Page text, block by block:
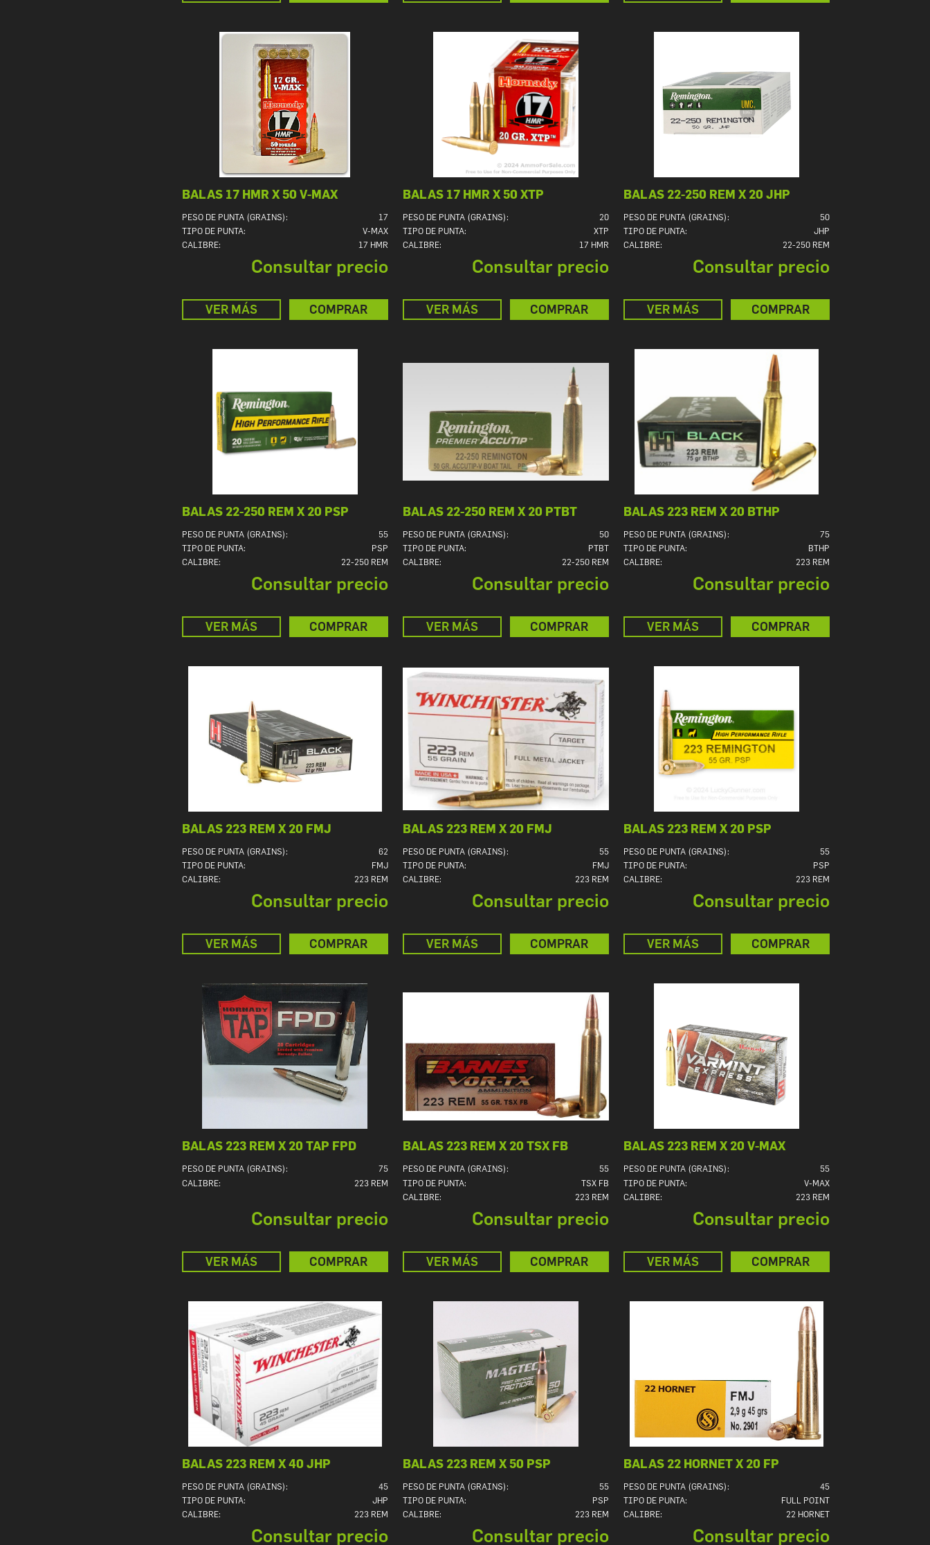
BALAS 17 HMR X 50 V-MAX
PESO DE PUNTA (GRAINS):
17
TIPO DE PUNTA:
V-MAX
CALIBRE:
17 HMR
Consultar precio
VER MÁS COMPRAR
BALAS 17 HMR X 50 XTP
PESO DE PUNTA (GRAINS):
20
TIPO DE PUNTA:
XTP
CALIBRE:
17 HMR
Consultar precio
VER MÁS COMPRAR
BALAS 22-250 REM X 20 JHP
PESO DE PUNTA (GRAINS):
50
TIPO DE PUNTA:
JHP
CALIBRE:
22-250 REM
Consultar precio
VER MÁS COMPRAR
BALAS 22-250 REM X 20 PSP
PESO DE PUNTA (GRAINS):
55
TIPO DE PUNTA:
PSP
CALIBRE:
22-250 REM
Consultar precio
VER MÁS COMPRAR
BALAS 22-250 REM X 20 PTBT
PESO DE PUNTA (GRAINS):
50
TIPO DE PUNTA:
PTBT
CALIBRE:
22-250 REM
Consultar precio
VER MÁS COMPRAR
BALAS 223 REM X 20 BTHP
PESO DE PUNTA (GRAINS):
75
TIPO DE PUNTA:
BTHP
CALIBRE:
223 REM
Consultar precio
VER MÁS COMPRAR
BALAS 223 REM X 20 FMJ
PESO DE PUNTA (GRAINS):
62
TIPO DE PUNTA:
FMJ
CALIBRE:
223 REM
Consultar precio
VER MÁS COMPRAR
BALAS 223 REM X 20 FMJ
PESO DE PUNTA (GRAINS):
55
TIPO DE PUNTA:
FMJ
CALIBRE:
223 REM
Consultar precio
VER MÁS COMPRAR
BALAS 223 REM X 20 PSP
PESO DE PUNTA (GRAINS):
55
TIPO DE PUNTA:
PSP
CALIBRE:
223 REM
Consultar precio
VER MÁS COMPRAR
BALAS 223 REM X 20 TAP FPD
PESO DE PUNTA (GRAINS):
75
CALIBRE:
223 REM
Consultar precio
VER MÁS COMPRAR
BALAS 223 REM X 20 TSX FB
PESO DE PUNTA (GRAINS):
55
TIPO DE PUNTA:
TSX FB
CALIBRE:
223 REM
Consultar precio
VER MÁS COMPRAR
BALAS 223 REM X 20 V-MAX
PESO DE PUNTA (GRAINS):
55
TIPO DE PUNTA:
V-MAX
CALIBRE:
223 REM
Consultar precio
VER MÁS COMPRAR
BALAS 223 REM X 40 JHP
PESO DE PUNTA (GRAINS):
45
TIPO DE PUNTA:
JHP
CALIBRE:
223 REM
Consultar precio
BALAS 223 REM X 50 PSP
PESO DE PUNTA (GRAINS):
55
TIPO DE PUNTA:
PSP
CALIBRE:
223 REM
Consultar precio
BALAS 22 HORNET X 20 FP
PESO DE PUNTA (GRAINS):
45
TIPO DE PUNTA:
FULL POINT
CALIBRE:
22 HORNET
Consultar precio